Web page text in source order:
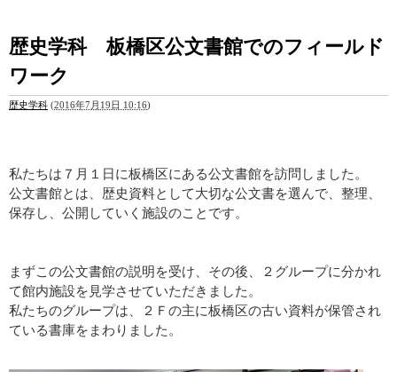
歴史学科 板橋区公文書館でのフィールド
ワーク
歴史学科 (2016年7月19日 10:16)
私たちは７月１日に板橋区にある公文書館を訪問しました。
公文書館とは、歴史資料として大切な公文書を選んで、整理、
保存し、公開していく施設のことです。
まずこの公文書館の説明を受け、その後、２グループに分かれ
て館内施設を見学させていただきました。
私たちのグループは、２Ｆの主に板橋区の古い資料が保管され
ている書庫をまわりました。